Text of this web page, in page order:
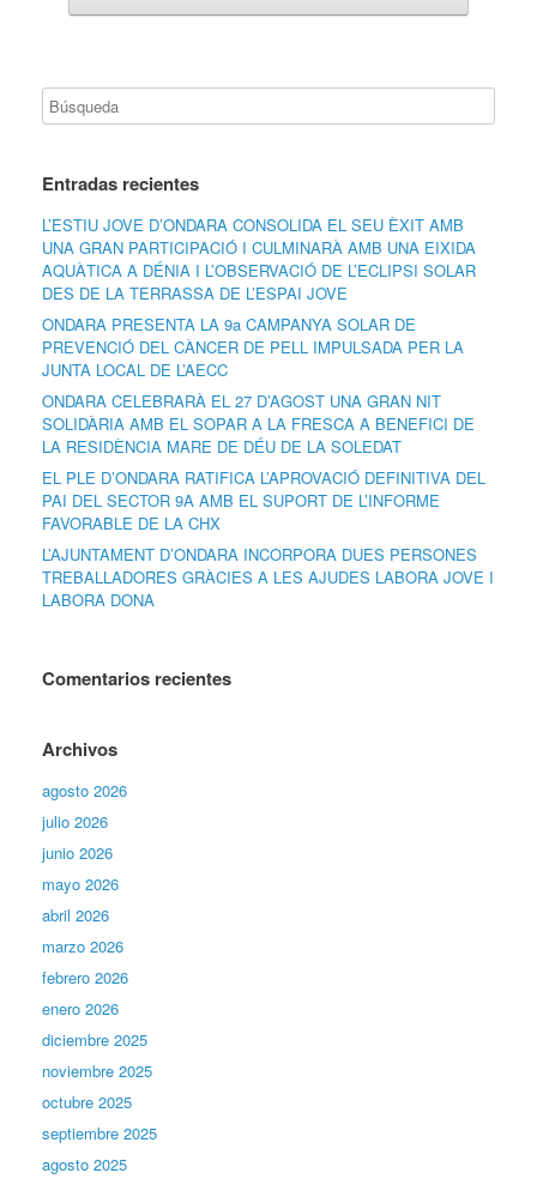
Entradas recientes
L’ESTIU JOVE D’ONDARA CONSOLIDA EL SEU ÈXIT AMB
UNA GRAN PARTICIPACIÓ I CULMINARÀ AMB UNA EIXIDA
AQUÀTICA A DÉNIA I L’OBSERVACIÓ DE L’ECLIPSI SOLAR
DES DE LA TERRASSA DE L’ESPAI JOVE
ONDARA PRESENTA LA 9a CAMPANYA SOLAR DE
PREVENCIÓ DEL CÀNCER DE PELL IMPULSADA PER LA
JUNTA LOCAL DE L’AECC
ONDARA CELEBRARÀ EL 27 D’AGOST UNA GRAN NIT
SOLIDÀRIA AMB EL SOPAR A LA FRESCA A BENEFICI DE
LA RESIDÈNCIA MARE DE DÉU DE LA SOLEDAT
EL PLE D’ONDARA RATIFICA L’APROVACIÓ DEFINITIVA DEL
PAI DEL SECTOR 9A AMB EL SUPORT DE L’INFORME
FAVORABLE DE LA CHX
L’AJUNTAMENT D’ONDARA INCORPORA DUES PERSONES
TREBALLADORES GRÀCIES A LES AJUDES LABORA JOVE I
LABORA DONA
Comentarios recientes
Archivos
agosto 2026
julio 2026
junio 2026
mayo 2026
abril 2026
marzo 2026
febrero 2026
enero 2026
diciembre 2025
noviembre 2025
octubre 2025
septiembre 2025
agosto 2025